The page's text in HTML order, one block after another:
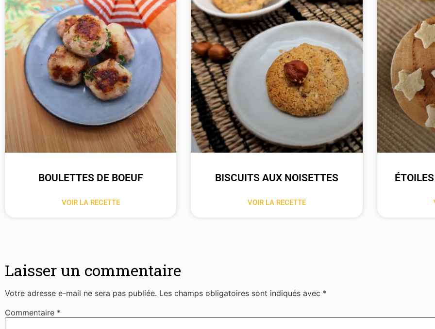
BOULETTES DE BOEUF
VOIR LA RECETTE
BISCUITS AUX NOISETTES
VOIR LA RECETTE
Laisser un commentaire
Votre adresse e-mail ne sera pas publiée. Les champs obligatoires sont indiqués avec *
Commentaire *